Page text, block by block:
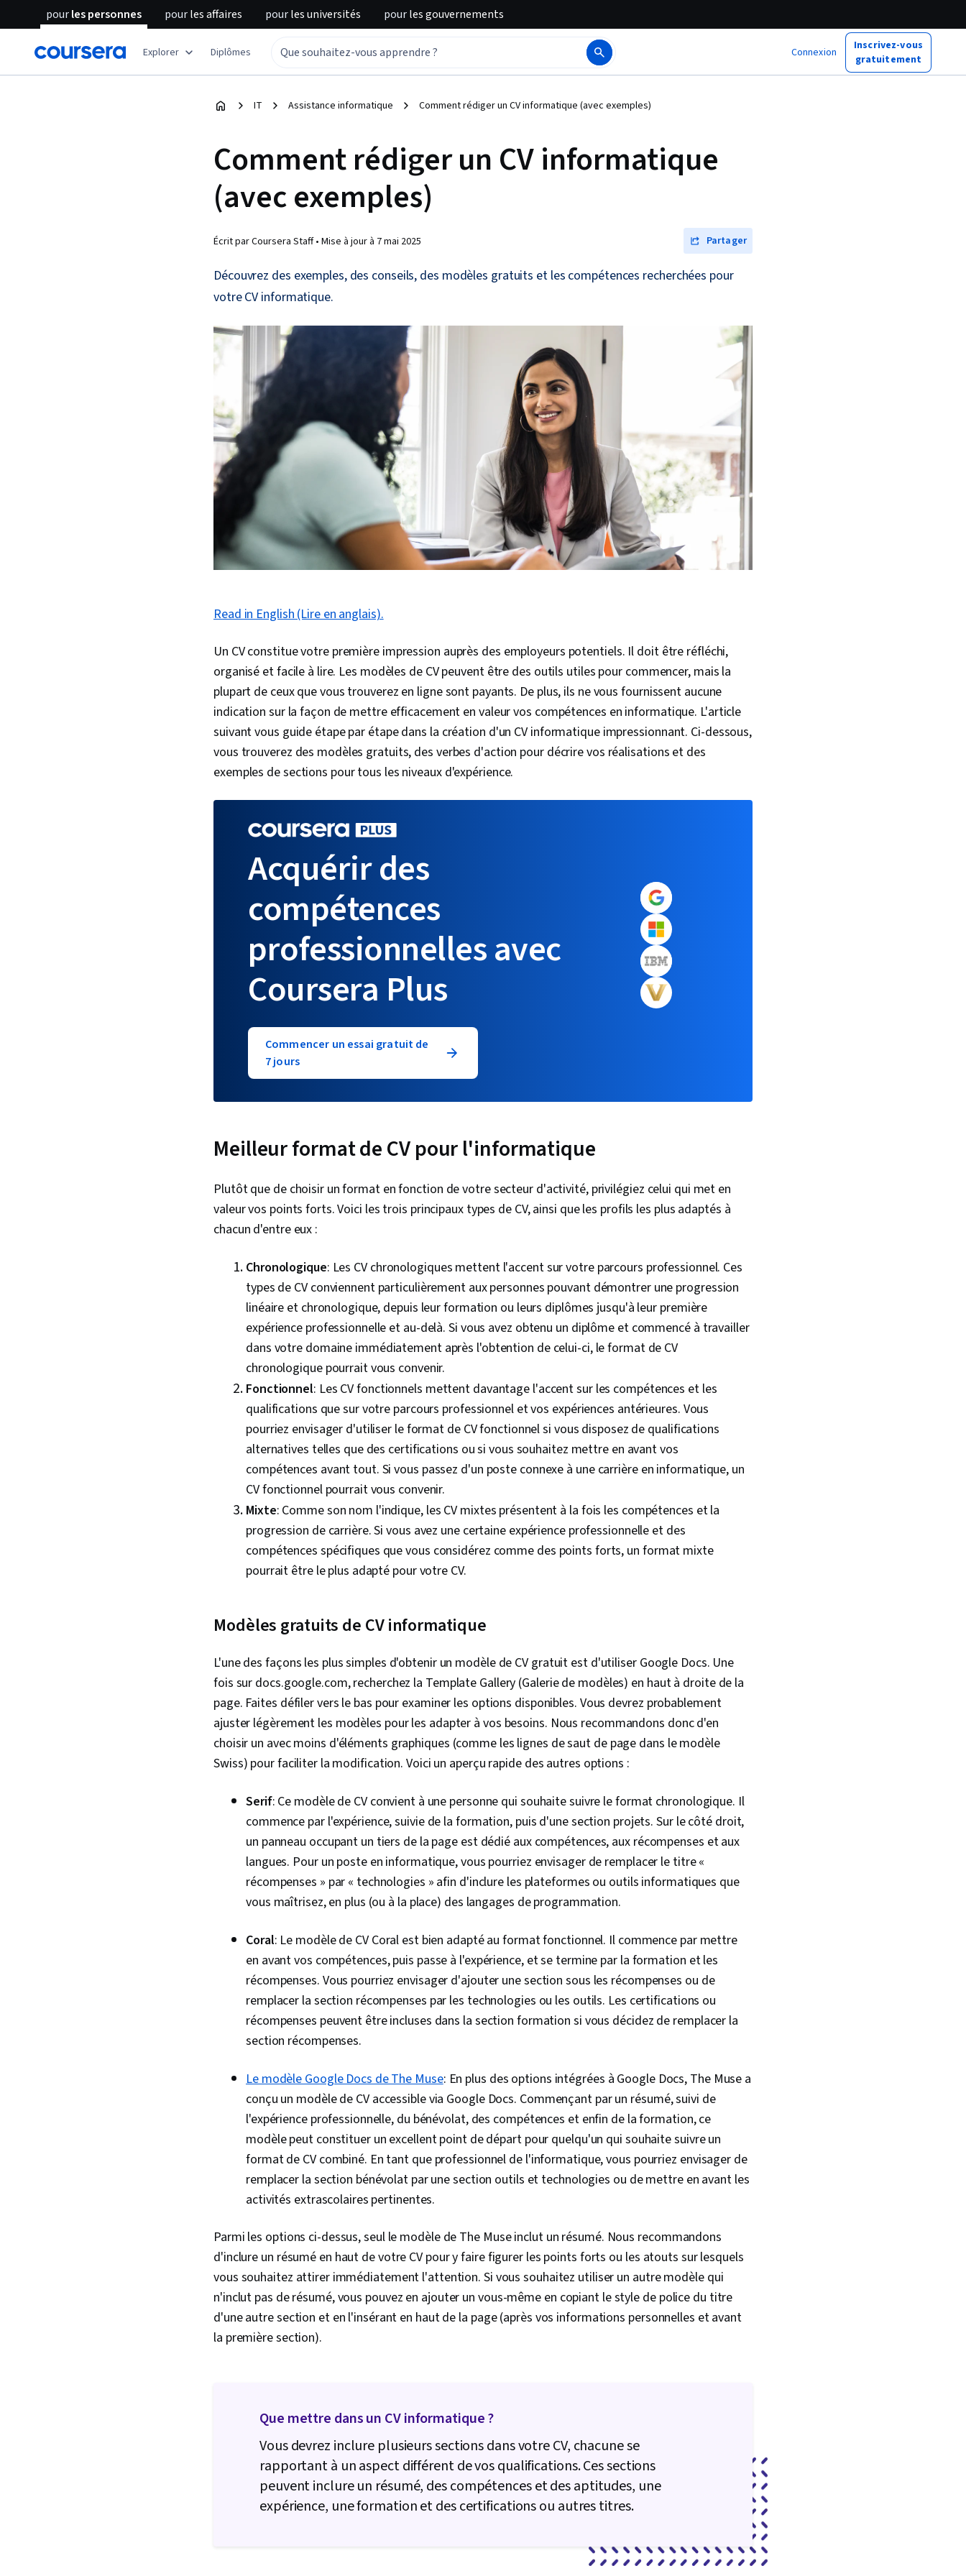
pourles personnes pourles affaires pourles universités pourles gouvernements
Explorer Diplômes Connexion
Inscrivez-vous
gratuitement
IT Assistance informatique Comment rédiger un CV informatique (avec exemples)
Comment rédiger un CV informatique
(avec exemples)
Écrit par Coursera Staff • Mise à jour à 7 mai 2025 Partager
Découvrez des exemples, des conseils, des modèles gratuits et les compétences recherchées pour
votre CV informatique.
Read in English (Lire en anglais).
Un CV constitue votre première impression auprès des employeurs potentiels. Il doit être réfléchi,
organisé et facile à lire. Les modèles de CV peuvent être des outils utiles pour commencer, mais la
plupart de ceux que vous trouverez en ligne sont payants. De plus, ils ne vous fournissent aucune
indication sur la façon de mettre efficacement en valeur vos compétences en informatique. L'article
suivant vous guide étape par étape dans la création d'un CV informatique impressionnant. Ci-dessous,
vous trouverez des modèles gratuits, des verbes d'action pour décrire vos réalisations et des
exemples de sections pour tous les niveaux d'expérience.
Acquérir des
compétences
professionnelles avec
Coursera Plus
Commencer un essai gratuit de
7 jours
Meilleur format de CV pour l'informatique
Plutôt que de choisir un format en fonction de votre secteur d'activité, privilégiez celui qui met en
valeur vos points forts. Voici les trois principaux types de CV, ainsi que les profils les plus adaptés à
chacun d'entre eux :
Chronologique: Les CV chronologiques mettent l'accent sur votre parcours professionnel. Ces
types de CV conviennent particulièrement aux personnes pouvant démontrer une progression
linéaire et chronologique, depuis leur formation ou leurs diplômes jusqu'à leur première
expérience professionnelle et au-delà. Si vous avez obtenu un diplôme et commencé à travailler
dans votre domaine immédiatement après l'obtention de celui-ci, le format de CV
chronologique pourrait vous convenir.
Fonctionnel: Les CV fonctionnels mettent davantage l'accent sur les compétences et les
qualifications que sur votre parcours professionnel et vos expériences antérieures. Vous
pourriez envisager d'utiliser le format de CV fonctionnel si vous disposez de qualifications
alternatives telles que des certifications ou si vous souhaitez mettre en avant vos
compétences avant tout. Si vous passez d'un poste connexe à une carrière en informatique, un
CV fonctionnel pourrait vous convenir.
Mixte: Comme son nom l'indique, les CV mixtes présentent à la fois les compétences et la
progression de carrière. Si vous avez une certaine expérience professionnelle et des
compétences spécifiques que vous considérez comme des points forts, un format mixte
pourrait être le plus adapté pour votre CV.
Modèles gratuits de CV informatique
L'une des façons les plus simples d'obtenir un modèle de CV gratuit est d'utiliser Google Docs. Une
fois sur docs.google.com, recherchez la Template Gallery (Galerie de modèles) en haut à droite de la
page. Faites défiler vers le bas pour examiner les options disponibles. Vous devrez probablement
ajuster légèrement les modèles pour les adapter à vos besoins. Nous recommandons donc d'en
choisir un avec moins d'éléments graphiques (comme les lignes de saut de page dans le modèle
Swiss) pour faciliter la modification. Voici un aperçu rapide des autres options :
Serif: Ce modèle de CV convient à une personne qui souhaite suivre le format chronologique. Il
commence par l'expérience, suivie de la formation, puis d'une section projets. Sur le côté droit,
un panneau occupant un tiers de la page est dédié aux compétences, aux récompenses et aux
langues. Pour un poste en informatique, vous pourriez envisager de remplacer le titre «
récompenses » par « technologies » afin d'inclure les plateformes ou outils informatiques que
vous maîtrisez, en plus (ou à la place) des langages de programmation.
Coral: Le modèle de CV Coral est bien adapté au format fonctionnel. Il commence par mettre
en avant vos compétences, puis passe à l'expérience, et se termine par la formation et les
récompenses. Vous pourriez envisager d'ajouter une section sous les récompenses ou de
remplacer la section récompenses par les technologies ou les outils. Les certifications ou
récompenses peuvent être incluses dans la section formation si vous décidez de remplacer la
section récompenses.
Le modèle Google Docs de The Muse: En plus des options intégrées à Google Docs, The Muse a
conçu un modèle de CV accessible via Google Docs. Commençant par un résumé, suivi de
l'expérience professionnelle, du bénévolat, des compétences et enfin de la formation, ce
modèle peut constituer un excellent point de départ pour quelqu'un qui souhaite suivre un
format de CV combiné. En tant que professionnel de l'informatique, vous pourriez envisager de
remplacer la section bénévolat par une section outils et technologies ou de mettre en avant les
activités extrascolaires pertinentes.
Parmi les options ci-dessus, seul le modèle de The Muse inclut un résumé. Nous recommandons
d'inclure un résumé en haut de votre CV pour y faire figurer les points forts ou les atouts sur lesquels
vous souhaitez attirer immédiatement l'attention. Si vous souhaitez utiliser un autre modèle qui
n'inclut pas de résumé, vous pouvez en ajouter un vous-même en copiant le style de police du titre
d'une autre section et en l'insérant en haut de la page (après vos informations personnelles et avant
la première section).
Que mettre dans un CV informatique ?
Vous devrez inclure plusieurs sections dans votre CV, chacune se
rapportant à un aspect différent de vos qualifications. Ces sections
peuvent inclure un résumé, des compétences et des aptitudes, une
expérience, une formation et des certifications ou autres titres.